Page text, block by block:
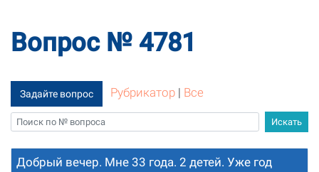
Вопрос № 4781
Задайте вопрос Рубрикатор| Все
Добрый вечер. Мне 33 года. 2 детей. Уже год